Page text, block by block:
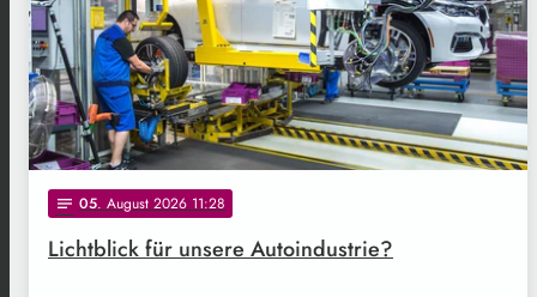
notes 05. August 2026 11:28
Lichtblick für unsere Autoindustrie?